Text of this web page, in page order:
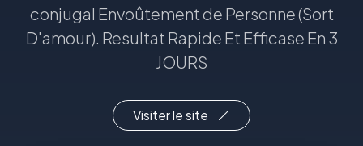
conjugal Envoûtement de Personne (Sort
D'amour). Resultat Rapide Et Efficase En 3
JOURS
Visiter le site